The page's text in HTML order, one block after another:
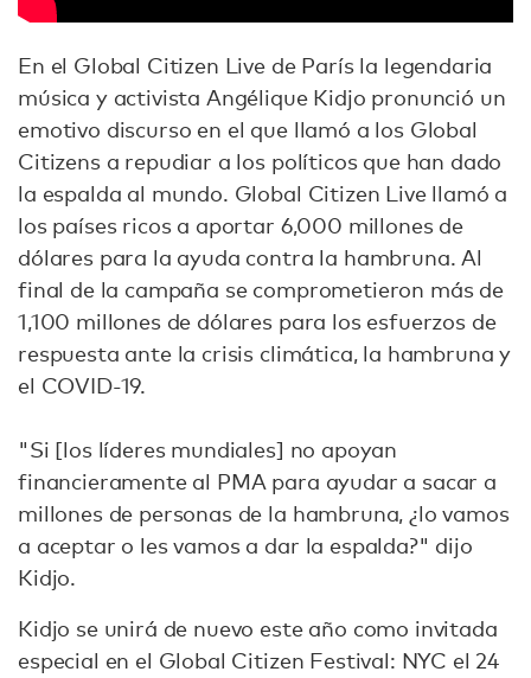
En el Global Citizen Live de París la legendaria
música y activista Angélique Kidjo pronunció un
emotivo discurso en el que llamó a los Global
Citizens a repudiar a los políticos que han dado
la espalda al mundo. Global Citizen Live llamó a
los países ricos a aportar 6,000 millones de
dólares para la ayuda contra la hambruna. Al
final de la campaña se comprometieron más de
1,100 millones de dólares para los esfuerzos de
respuesta ante la crisis climática, la hambruna y
el COVID-19.
"Si [los líderes mundiales] no apoyan
financieramente al PMA para ayudar a sacar a
millones de personas de la hambruna, ¿lo vamos
a aceptar o les vamos a dar la espalda?" dijo
Kidjo.
Kidjo se unirá de nuevo este año como invitada
especial en el Global Citizen Festival: NYC el 24